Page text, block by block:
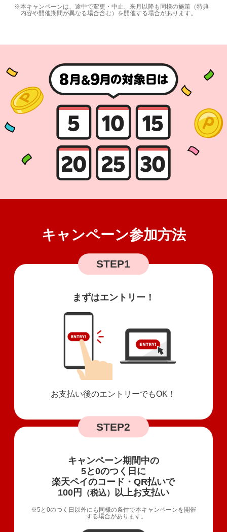
本キャンペーンは、途中で変更・中止、来月以降も同様の施策（特典
内容や開催期間が異なる場合含む）を開催する場合があります。
キャンペーン参加方法
STEP1
まずはエントリー！
お支払い後のエントリーでもOK！
STEP2
キャンペーン期間中の
5と0のつく日に
楽天ペイのコード・QR払いで
100円 （税込） 以上お支払い
5と0のつく日以外にも同様の条件で本キャンペーンを開催
する場合があります。